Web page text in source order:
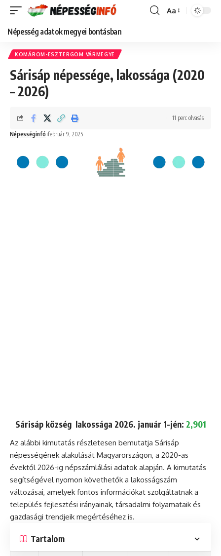
Font
Aa
Népesség adatok megyei bontásban
KOMÁROM-ESZTERGOM VÁRMEGYE
Sárisáp népessége, lakossága (2020
– 2026)
Népességinfó február 9, 2025
11 perc olvasás
Sárisáp község lakossága 2026. január 1-jén: 2,901
Az alábbi kimutatás részletesen bemutatja Sárisáp
népességének alakulását Magyarországon, a 2020-as
évektől 2026-ig népszámlálási adatok alapján. A kimutatás
segítségével nyomon követhetők a lakosságszám
változásai, amelyek fontos információkat szolgáltatnak a
település fejlesztési irányainak, társadalmi folyamataik és
gazdasági trendjeik megértéséhez is.
Tartalom